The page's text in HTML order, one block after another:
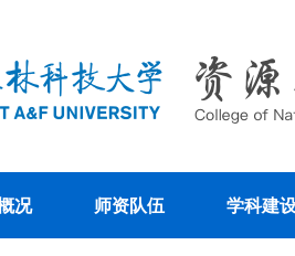
况 师资队伍 学科建